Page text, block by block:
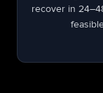
recover in